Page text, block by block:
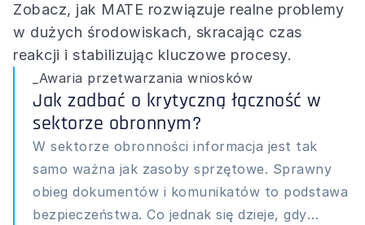
Zobacz, jak MATE rozwiązuje realne problemy
w dużych środowiskach, skracając czas
reakcji i stabilizując kluczowe procesy.
_Awaria przetwarzania wniosków
Jak zadbać o krytyczną łączność w
sektorze obronnym?
W sektorze obronności informacja jest tak
samo ważna jak zasoby sprzętowe. Sprawny
obieg dokumentów i komunikatów to podstawa
bezpieczeństwa. Co jednak się dzieje, gdy